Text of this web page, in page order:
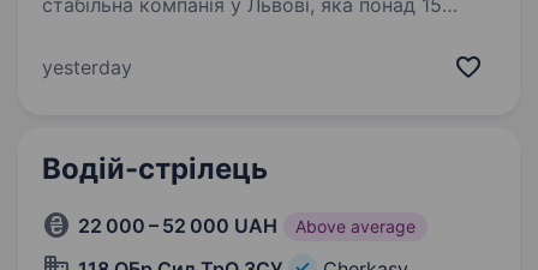
стабільна компанія у Львові, яка понад 15
продукції. Наша команда цінує
yesterday
Водій-стрілець
22 000 – 52 000 UAH Above average